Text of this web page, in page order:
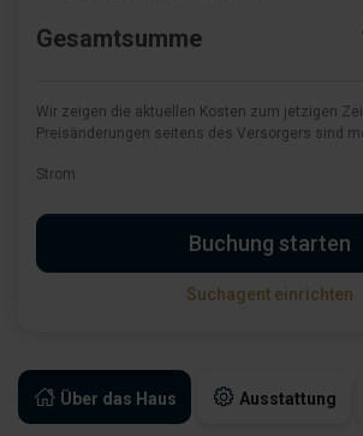
Über das Haus Ausstattung
Gesamtsumme
Wir zeigen die aktuellen Kosten zum jetzigen
Preisänderungen seitens des Versorgers sind
Strom
Buchung starten
Suchagent einrichten